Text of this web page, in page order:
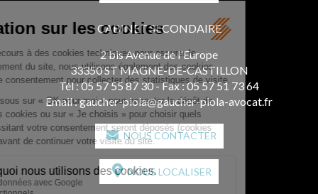
CABINET SECONDAIRE
2 bis Avenue de l'Europe
33350 ST MAGNE-DE-CASTILLON
Tél :05 57 55 87 30- Fax : 05 57 51 73 64
Email :gaucher-piola@gaucher-piola-avocat.fr
NOUS CONTACTER
NOUS LOCALISER